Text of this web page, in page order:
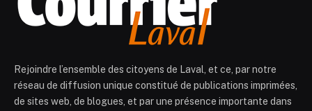
Rejoindre l’ensemble des citoyens de Laval, et ce, par notre
réseau de diffusion unique constitué de publications imprimées,
de sites web, de blogues, et par une présence importante dans